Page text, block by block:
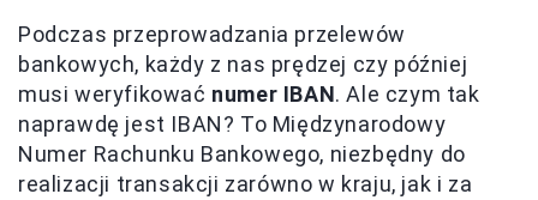
Podczas przeprowadzania przelewów
bankowych, każdy z nas prędzej czy później
musi weryfikować numer IBAN. Ale czym tak
naprawdę jest IBAN? To Międzynarodowy
Numer Rachunku Bankowego, niezbędny do
realizacji transakcji zarówno w kraju, jak i za